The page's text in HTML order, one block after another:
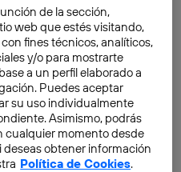
Storieso la
GIF.
de la sección,
web que estés visitando,
fines técnicos, analíticos,
y/o para mostrarte
a un perfil elaborado a
Puedes aceptar
su uso individualmente
Asimismo, podrás
cualquier momento desde
deseas obtener información
Política de Cookies.